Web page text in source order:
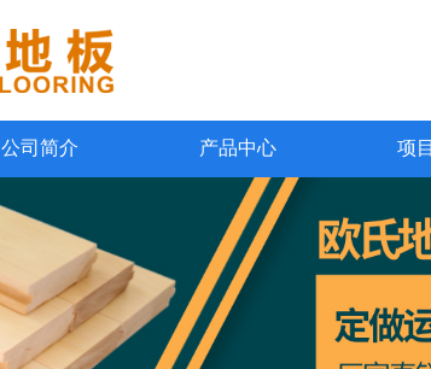
公司简介 产品中心 项